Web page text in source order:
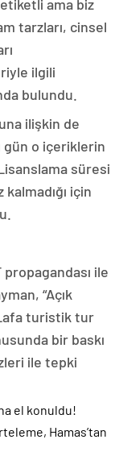
ama biz
tarzları, cinsel
ilgili
bulundu.
ilişkin de
gün o içeriklerin
süresi
için
ile
“Açık
turistik tur
bir baskı
ile tepki
el konuldu!
Hamas’tan